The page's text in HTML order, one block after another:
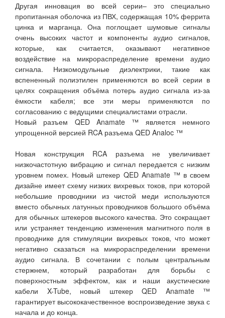
Другая инновация во всей серии– это специально
пропитанная оболочка из ПВХ, содержащая 10% феррита
цинка и марганца. Она поглощает шумовые сигналы
очень высоких частот и компоненты аудио сигналов,
которые, как считается, оказывают негативное
воздействие на микрораспределение времени аудио
сигнала. Низкомодульные диэлектрики, такие как
вспененный полиэтилен применяются во всей серии в
целях сокращения объёма потерь аудио сигнала из-за
ёмкости кабеля; все эти меры применяются по
согласованию с ведущими специалистами отрасли.
Новый разъем QED Anamate ™ является немного
упрощенной версией RCA разъема QED Analoc ™
Новая конструкция RCA разъема не увеличивает
низкочастотную вибрацию и сигнал передается с низким
уровнем помех. Новый штекер QED Anamate ™ в своем
дизайне имеет схему низких вихревых токов, при которой
небольшие проводники из чистой меди используются
вместо обычных латунных проводников большого объёма
для обычных штекеров высокого качества. Это сокращает
или устраняет тенденцию изменения магнитного поля в
проводнике для стимуляции вихревых токов, что может
негативно сказаться на микрораспределении времени
аудио сигнала. В сочетании с полым центральным
стержнем, который разработан для борьбы с
поверхностным эффектом, как и наши акустические
кабели X-Tube, новый штекер QED Anamate ™
гарантирует высококачественное воспроизведение звука с
начала и до конца.